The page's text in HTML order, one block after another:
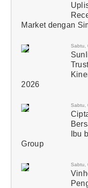
Market dengan
Sabtu,
2026
Sabtu,
Ibu
Group
Sabtu,